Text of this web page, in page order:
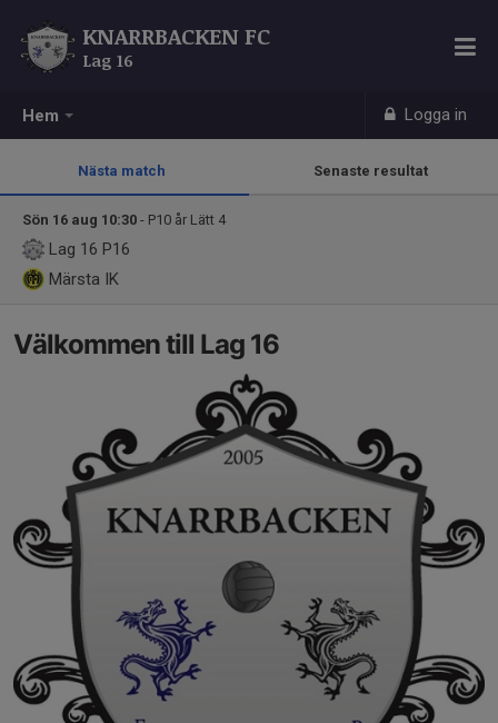
Hem Logga in
KNARRBACKEN FC
Lag 16
Nästa match Senaste resultat
Sön 16 aug 10:30 - P10 år Lätt 4
Lag 16 P16
Märsta IK
Välkommen till Lag 16